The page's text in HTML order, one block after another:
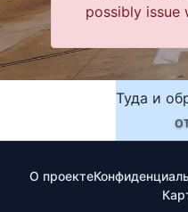
possibly issue
Туда и
О проекте